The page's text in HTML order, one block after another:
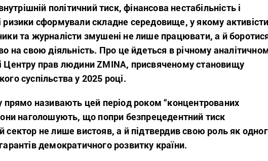
політичний тиск, фінансова нестабільність і
ризики сформували складне середовище, у якому
та журналісти змушені не лише працювати, а й
на свою діяльність. Про це йдеться в річному
Центру прав людини ZMINA, присвяченому становищу
суспільства у 2025 році.
прямо називають цей період роком “концентрованих
наголошують, що попри безпрецедентний тиск
сектор не лише вистояв, а й підтвердив свою роль як
демократичного розвитку країни.